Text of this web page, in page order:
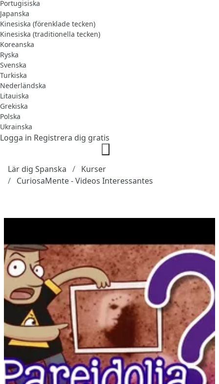
Portugisiska
Japanska
Kinesiska (förenklade tecken)
Kinesiska (traditionella tecken)
Koreanska
Ryska
Svenska
Turkiska
Nederländska
Litauiska
Grekiska
Polska
Ukrainska
Logga in Registrera dig gratis
Lär dig Spanska
Kurser
CuriosaMente - Videos Interessantes